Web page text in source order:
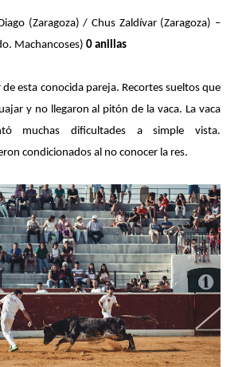
(Zaragoza) / Chus Zaldívar (Zaragoza) –
Machancoses) 0 anillas
esta conocida pareja. Recortes sueltos que
y no llegaron al pitón de la vaca. La vaca
muchas dificultades a simple vista.
condicionados al no conocer la res.